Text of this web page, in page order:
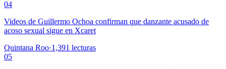
04
Videos de Guillermo Ochoa confirman que danzante acusado de
acoso sexual sigue en Xcaret
Quintana Roo·1,391 lecturas
05